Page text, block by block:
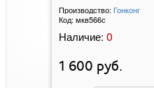
Производство: Гонконг
Код: мкв566с
Наличие: 0
1 600 руб.